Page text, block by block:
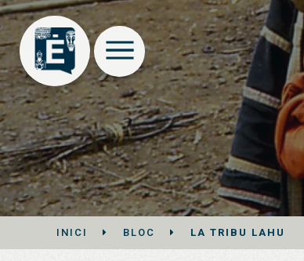
INICI BLOC LA TRIBU LAHU